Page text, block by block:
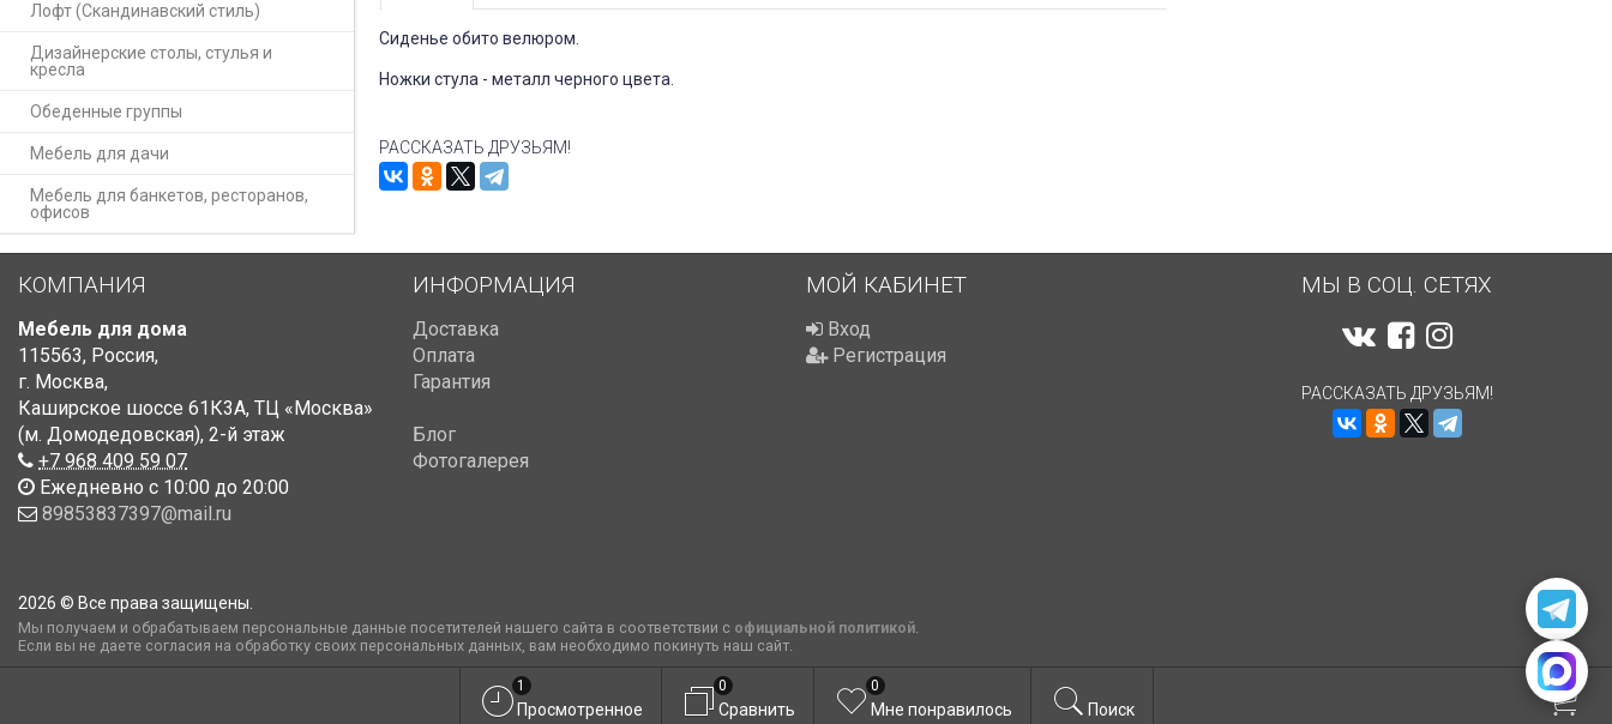
Лофт (Скандинавский стиль)
Дизайнерские столы, стулья и
кресла
Обеденные группы
Мебель для дачи
Мебель для банкетов, ресторанов,
офисов
Сиденье обито велюром.
Ножки стула - металл черного цвета.
РАССКАЗАТЬ ДРУЗЬЯМ!
КОМПАНИЯ
Мебель для дома
115563, Россия,
г. Москва,
Каширское шоссе 61К3А, ТЦ «Москва»
(м. Домодедовская), 2-й этаж
+7 968 409 59 07
Ежедневно с 10:00 до 20:00
89853837397@mail.ru
ИНФОРМАЦИЯ
Доставка
Оплата
Гарантия
Блог
Фотогалерея
МОЙ КАБИНЕТ
Вход
Регистрация
МЫ В СОЦ. СЕТЯХ
РАССКАЗАТЬ ДРУЗЬЯМ!
2026 © Все права защищены.
Мы получаем и обрабатываем персональные данные посетителей нашего сайта в соответствии с официальной политикой.
Если вы не даете согласия на обработку своих персональных данных, вам необходимо покинуть наш сайт.
Просмотренное
1
Сравнить
0
Мне понравилось
0
Поиск